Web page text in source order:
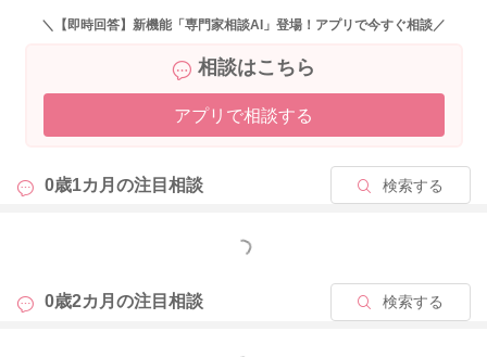
＼【即時回答】新機能「専門家相談AI」登場！アプリで今すぐ相談／
相談はこちら
アプリで相談する
0歳1カ月の注目相談 検索する
もっと見る
0歳2カ月の注目相談 検索する